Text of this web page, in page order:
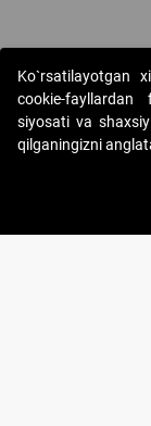
Copyright © 2017-
tashkil etish" AJ.
Ko`rsatilayotgan
cookie-fayllardan
siyosati va
qilganingizni